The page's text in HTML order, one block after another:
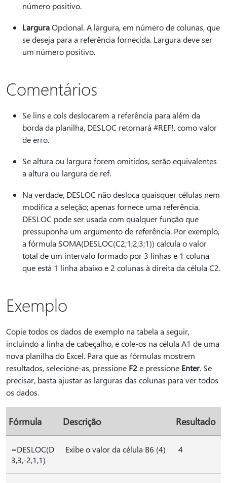
número positivo.
LarguraOpcional. A largura, em número de colunas, que
se deseja para a referência fornecida. Largura deve ser
um número positivo.
Comentários
Se lins e cols deslocarem a referência para além da
borda da planilha, DESLOC retornará #REF!. como valor
de erro.
Se altura ou largura forem omitidos, serão equivalentes
a altura ou largura de ref.
Na verdade, DESLOC não desloca quaisquer células nem
modifica a seleção; apenas fornece uma referência.
DESLOC pode ser usada com qualquer função que
pressuponha um argumento de referência. Por exemplo,
a fórmula SOMA(DESLOC(C2;1;2;3;1)) calcula o valor
total de um intervalo formado por 3 linhas e 1 coluna
que está 1 linha abaixo e 2 colunas à direita da célula C2.
Exemplo
Copie todos os dados de exemplo na tabela a seguir,
incluindo a linha de cabeçalho, e cole-os na célula A1 de uma
nova planilha do Excel. Para que as fórmulas mostrem
resultados, selecione-as, pressione F2e pressione Enter. Se
precisar, basta ajustar as larguras das colunas para ver todos
os dados.
Fórmula Descrição Resultado
=DESLOC(D
3,3,-2,1,1)
Exibe o valor da célula B6 (4) 4